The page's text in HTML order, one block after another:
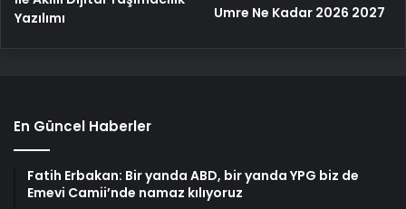
Yazılımı
Umre Ne Kadar 2026 2027
En Güncel Haberler
Fatih Erbakan: Bir yanda ABD, bir yanda YPG biz de
Emevi Camii’nde namaz kılıyoruz